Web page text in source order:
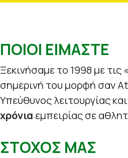
ΠΟΙΟΙ ΕΙΜΑΣΤΕ
Ξεκινήσαμε το 1998 με
σημερινή του μορφή σαν
Υπεύθυνος λειτουργίας
χρόνια εμπειρίας σε
ΣΤΟΧΟΣ ΜΑΣ